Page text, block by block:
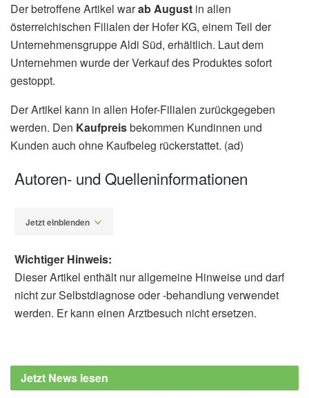
Der betroffene Artikel warab August in allen
österreichischen Filialen der Hofer KG, einem Teil der
Unternehmensgruppe Aldi Süd, erhältlich. Laut dem
Unternehmen wurde der Verkauf des Produktes sofort
gestoppt.
Der Artikel kann in allen Hofer-Filialen zurückgegeben
werden. Den Kaufpreisbekommen Kundinnen und
Kunden auch ohne Kaufbeleg rückerstattet. (ad)
Autoren- und Quelleninformationen
Jetzt einblenden
Ernährungssicherheit: Produktwarnungen &
Rückrufe: GOOD Choice Kartoffelsalat mit Öl
Wichtiger Hinweis:
Dieser Artikel enthält nur allgemeine Hinweise und darf
nicht zur Selbstdiagnose oder -behandlung verwendet
werden. Er kann einen Arztbesuch nicht ersetzen.
Jetzt News lesen